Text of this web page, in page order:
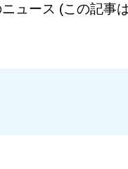
ュース (この記事